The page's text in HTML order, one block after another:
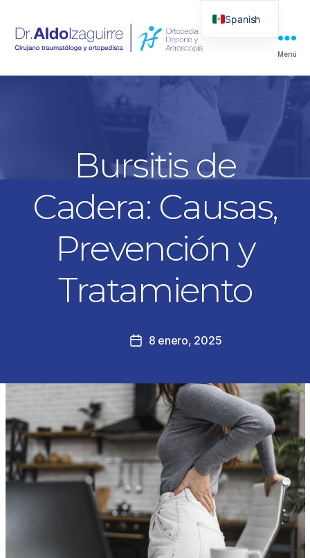
Menú
Bursitis de
Cadera: Causas,
Prevención y
Tratamiento
8 enero, 2025
Spanish